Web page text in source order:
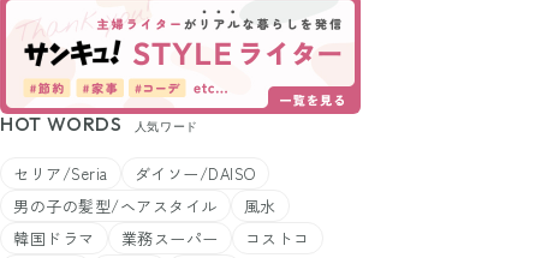
HOT WORDS 人気ワード
セリア/Seria
ダイソー/DAISO
男の子の髪型/ヘアスタイル
風水
韓国ドラマ
業務スーパー
コストコ